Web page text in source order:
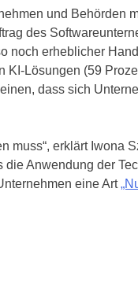
und Behörden
des
noch erheblicher
Lösungen (59
dass sich
erklärt Iwona
Anwendung der
eine Art